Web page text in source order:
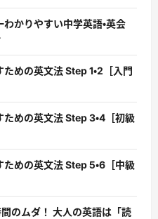
かりやすい中学英語・英会
めの英文法 Step 1・2［入門
ための英文法 Step 3・4［初級
ための英文法 Step 5・6［中級
のムダ！ 大人の英語は「読